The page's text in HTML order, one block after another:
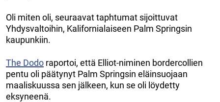
Oli miten oli, seuraavat taphtumat sijoittuvat
Yhdysvaltoihin, Kalifornialaiseen Palm Springsin
kaupunkiin.
The Dodo raportoi, että Elliot-niminen bordercollien
pentu oli päätynyt Palm Springsin eläinsuojaan
maaliskuussa sen jälkeen, kun se oli löydetty
eksyneenä.